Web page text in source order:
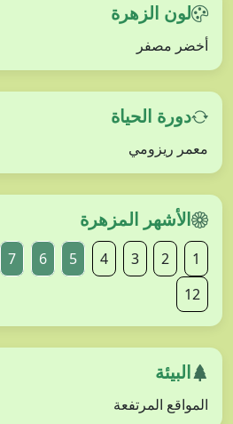
لون الزهرة
أخضر مصفر
دورة الحياة
معمر ريزومي
الأشهر المزهرة
1
2
3
4
5
6
7
12
البيئة
المواقع المرتفعة